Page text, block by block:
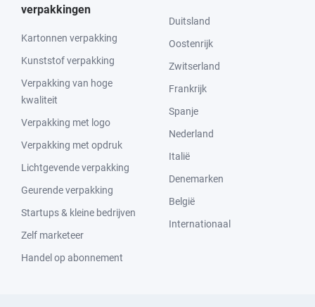
verpakkingen
Kartonnen verpakking
Kunststof verpakking
Verpakking van hoge
kwaliteit
Verpakking met logo
Verpakking met opdruk
Lichtgevende verpakking
Geurende verpakking
Startups & kleine bedrijven
Zelf marketeer
Handel op abonnement
Duitsland
Oostenrijk
Zwitserland
Frankrijk
Spanje
Nederland
Italië
Denemarken
België
Internationaal